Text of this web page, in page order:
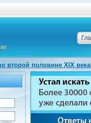
второй половине XIX